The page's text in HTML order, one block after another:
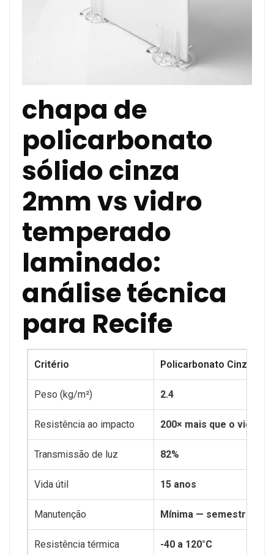
chapa de
policarbonato
sólido cinza
2mm vs vidro
temperado
laminado:
análise técnica
para Recife
Critério Policarbonato Cinza
Peso (kg/m²) 2.4
Resistência ao impacto 200× mais que o vidro
Transmissão de luz 82%
Vida útil 15 anos
Manutenção Mínima —
Resistência térmica -40 a 120°C